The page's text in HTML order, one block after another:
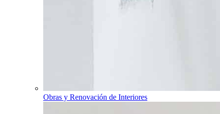
Obras y Renovación de Interiores